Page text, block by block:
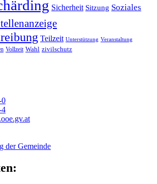
Sicherheit Sitzung Soziales
Teilzeit Unterstützung Veranstaltung
Vollzeit Wahl zivilschutz
0
4
der Gemeinde